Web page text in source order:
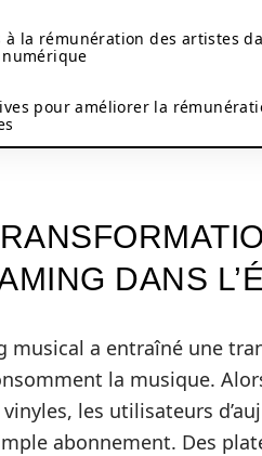
à la rémunération des artistes
numérique
pour améliorer la
DANS
musical a entraîné une
la musique.
vinyles, les utilisateurs
abonnement. Des